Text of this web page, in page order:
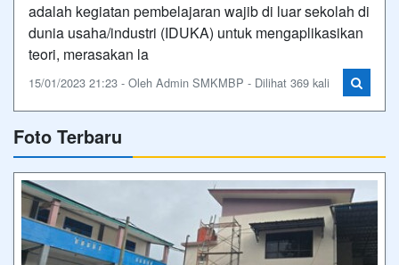
adalah kegiatan pembelajaran wajib di luar sekolah di
dunia usaha/industri (IDUKA) untuk mengaplikasikan
teori, merasakan la
15/01/2023 21:23 - Oleh Admin SMKMBP - Dilihat 369 kali
Foto Terbaru